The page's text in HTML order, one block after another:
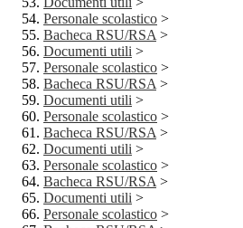
Personale scolastico >
Bacheca RSU/RSA >
Documenti utili >
Personale scolastico >
Bacheca RSU/RSA >
Documenti utili >
Personale scolastico >
Bacheca RSU/RSA >
Documenti utili >
Personale scolastico >
Bacheca RSU/RSA >
Documenti utili >
Personale scolastico >